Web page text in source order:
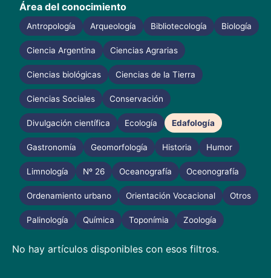
Área del conocimiento
Antropología Arqueología Bibliotecología Biología
Ciencia Argentina Ciencias Agrarias
Ciencias biológicas Ciencias de la Tierra
Ciencias Sociales Conservación
Divulgación científica Ecología Edafología
Gastronomía Geomorfología Historia Humor
Limnología Nº 26 Oceanografía Oceonografía
Ordenamiento urbano Orientación Vocacional Otros
Palinología Química Toponímia Zoología
No hay artículos disponibles con esos filtros.